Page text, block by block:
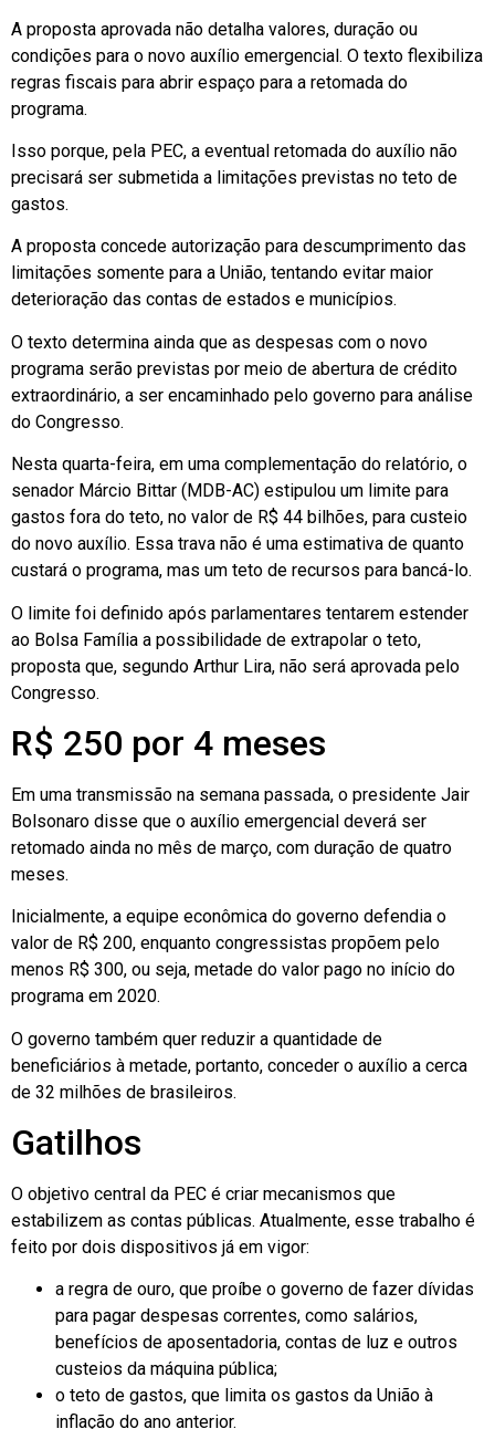
A proposta aprovada não detalha valores, duração ou
condições para o novo auxílio emergencial. O texto flexibiliza
regras fiscais para abrir espaço para a retomada do
programa.
Isso porque, pela PEC, a eventual retomada do auxílio não
precisará ser submetida a limitações previstas no teto de
gastos.
A proposta concede autorização para descumprimento das
limitações somente para a União, tentando evitar maior
deterioração das contas de estados e municípios.
O texto determina ainda que as despesas com o novo
programa serão previstas por meio de abertura de crédito
extraordinário, a ser encaminhado pelo governo para análise
do Congresso.
Nesta quarta-feira, em uma complementação do relatório, o
senador Márcio Bittar (MDB-AC) estipulou um limite para
gastos fora do teto, no valor de R$ 44 bilhões, para custeio
do novo auxílio. Essa trava não é uma estimativa de quanto
custará o programa, mas um teto de recursos para bancá-lo.
O limite foi definido após parlamentares tentarem estender
ao Bolsa Família a possibilidade de extrapolar o teto,
proposta que, segundo Arthur Lira, não será aprovada pelo
Congresso.
R$ 250 por 4 meses
Em uma transmissão na semana passada, o presidente Jair
Bolsonaro disse que o auxílio emergencial deverá ser
retomado ainda no mês de março, com duração de quatro
meses.
Inicialmente, a equipe econômica do governo defendia o
valor de R$ 200, enquanto congressistas propõem pelo
menos R$ 300, ou seja, metade do valor pago no início do
programa em 2020.
O governo também quer reduzir a quantidade de
beneficiários à metade, portanto, conceder o auxílio a cerca
de 32 milhões de brasileiros.
Gatilhos
O objetivo central da PEC é criar mecanismos que
estabilizem as contas públicas. Atualmente, esse trabalho é
feito por dois dispositivos já em vigor:
a regra de ouro, que proíbe o governo de fazer dívidas
para pagar despesas correntes, como salários,
benefícios de aposentadoria, contas de luz e outros
custeios da máquina pública;
o teto de gastos, que limita os gastos da União à
inflação do ano anterior.